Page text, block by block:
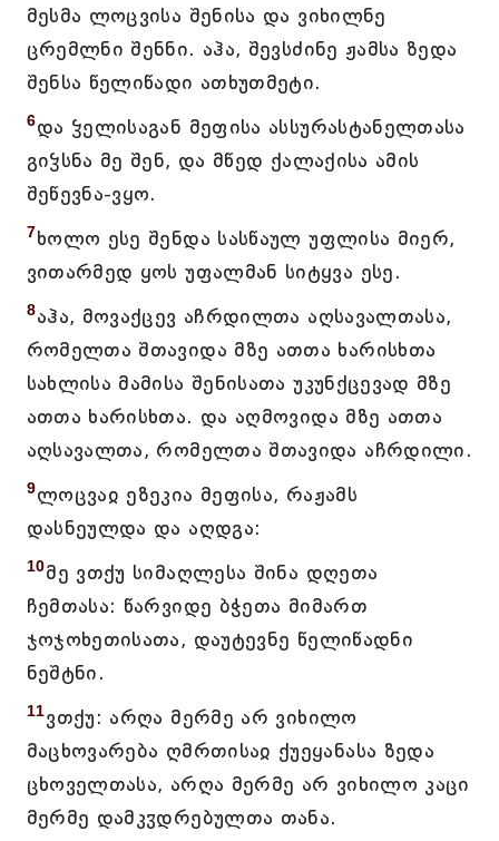
მესმა ლოცვისა შენისა და ვიხილნე
ცრემლნი შენნი. აჰა, შევსძინე ჟამსა ზედა
შენსა წელიწადი ათხუთმეტი.
6და ჴელისაგან მეფისა ასსურასტანელთასა
გიჴსნა მე შენ, და მწედ ქალაქისა ამის
შეწევნა-ვყო.
7ხოლო ესე შენდა სასწაულ უფლისა მიერ,
ვითარმედ ყოს უფალმან სიტყვა ესე.
8აჰა, მოვაქცევ აჩრდილთა აღსავალთასა,
რომელთა შთავიდა მზე ათთა ხარისხთა
სახლისა მამისა შენისათა უკუნქცევად მზე
ათთა ხარისხთა. და აღმოვიდა მზე ათთა
აღსავალთა, რომელთა შთავიდა აჩრდილი.
9ლოცვაჲ ეზეკია მეფისა, რაჟამს
დასნეულდა და აღდგა:
10მე ვთქუ სიმაღლესა შინა დღეთა
ჩემთასა: წარვიდე ბჭეთა მიმართ
ჯოჯოხეთისათა, დაუტევნე წელიწადნი
ნეშტნი.
11ვთქუ: არღა მერმე არ ვიხილო
მაცხოვარება ღმრთისაჲ ქუეყანასა ზედა
ცხოველთასა, არღა მერმე არ ვიხილო კაცი
მერმე დამკჳდრებულთა თანა.